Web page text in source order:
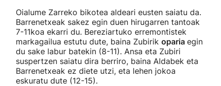
Oialume Zarreko bikotea aldeari eusten saiatu da.
Barrenetxeak sakez egin duen hirugarren tantoak
7-11koa ekarri du. Bereziartuko erremontistek
markagailua estutu dute, baina Zubirik oparia egin
du sake labur batekin (8-11). Ansa eta Zubiri
suspertzen saiatu dira berriro, baina Aldabek eta
Barrenetxeak ez diete utzi, eta lehen jokoa
eskuratu dute (12-15).